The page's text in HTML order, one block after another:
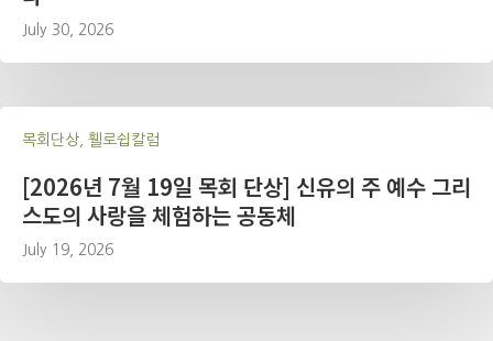
July 30, 2026
목회단상, 휄로쉽칼럼
[2026년 7월 19일 목회 단상] 신유의 주 예수 그리
스도의 사랑을 체험하는 공동체
July 19, 2026